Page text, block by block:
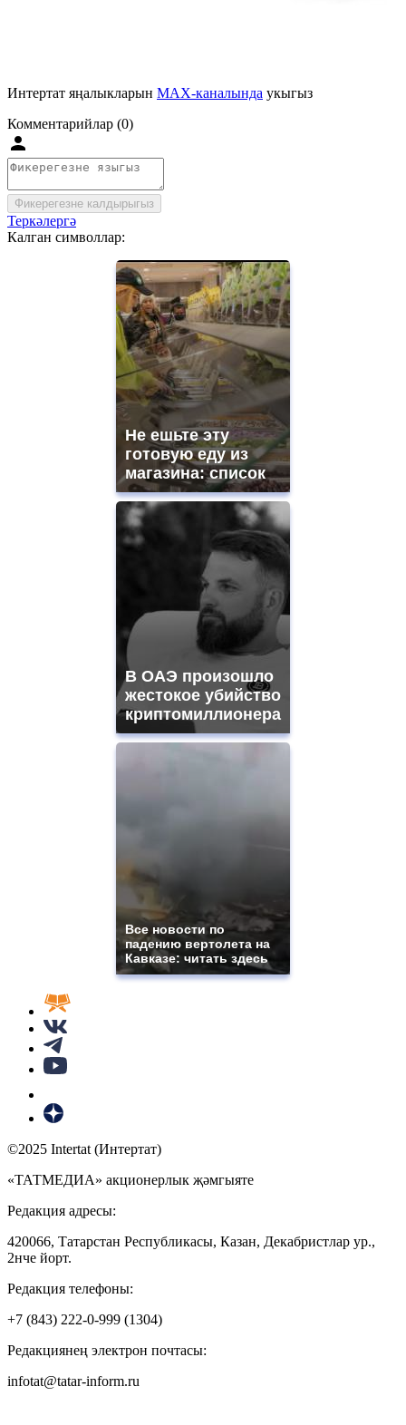
Интертат яңалыкларын MAX-каналында укыгыз
Комментарийлар (0)
Фикерегезне калдырыгыз
Теркәлергә
Калган символлар:
Не ешьте эту
готовую еду из
магазина: список
В ОАЭ произошло
жестокое убийство
криптомиллионера
Все новости по
падению вертолета на
Кавказе: читать здесь
©2025 Intertat (Интертат)
«ТАТМЕДИА» акционерлык җәмгыяте
Редакция адресы:
420066, Татарстан Республикасы, Казан, Декабристлар ур.,
2нче йорт.
Редакция телефоны:
+7 (843) 222-0-999 (1304)
Редакциянең электрон почтасы:
infotat@tatar-inform.ru